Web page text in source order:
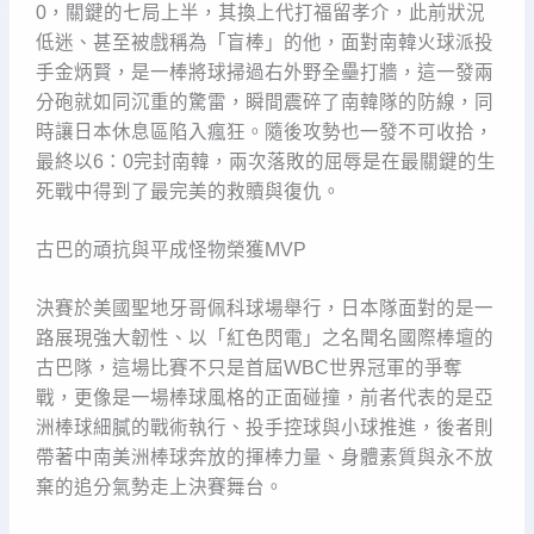
0，關鍵的七局上半，其換上代打福留孝介，此前狀況
低迷、甚至被戲稱為「盲棒」的他，面對南韓火球派投
手金炳賢，是一棒將球掃過右外野全壘打牆，這一發兩
分砲就如同沉重的驚雷，瞬間震碎了南韓隊的防線，同
時讓日本休息區陷入瘋狂。隨後攻勢也一發不可收拾，
最終以6：0完封南韓，兩次落敗的屈辱是在最關鍵的生
死戰中得到了最完美的救贖與復仇。
古巴的頑抗與平成怪物榮獲MVP
決賽於美國聖地牙哥佩科球場舉行，日本隊面對的是一
路展現強大韌性、以「紅色閃電」之名聞名國際棒壇的
古巴隊，這場比賽不只是首屆WBC世界冠軍的爭奪
戰，更像是一場棒球風格的正面碰撞，前者代表的是亞
洲棒球細膩的戰術執行、投手控球與小球推進，後者則
帶著中南美洲棒球奔放的揮棒力量、身體素質與永不放
棄的追分氣勢走上決賽舞台。